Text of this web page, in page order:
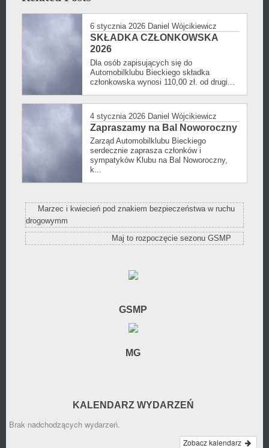
kategorii
6 stycznia 2026 Daniel Wójcikiewicz
SKŁADKA CZŁONKOWSKA
2026
Dla osób zapisujących się do
Automobilklubu Bieckiego składka
członkowska wynosi 110,00 zł. od drugi...
4 stycznia 2026 Daniel Wójcikiewicz
Zapraszamy na Bal Noworoczny
Zarząd Automobilklubu Bieckiego
serdecznie zaprasza członków i
sympatyków Klubu na Bal Noworoczny,
k...
Marzec i kwiecień pod znakiem bezpieczeństwa w ruchu
drogowymm
Maj to rozpoczęcie sezonu GSMP
GSMP
MG
KALENDARZ WYDARZEŃ
Brak nadchodzących wydarzeń.
Zobacz kalendarz